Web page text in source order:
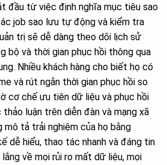
đầu từ việc định nghĩa mục tiêu sao
job sao lưu tự động và kiểm tra
trị sẽ dễ dàng theo dõi lịch sử
bộ và thời gian phục hồi thông qua
Nhiều khách hàng cho biết họ có
và rút ngắn thời gian phục hồi so
cơ chế ưu tiên dữ liệu và phục hồi
luận trên diễn đàn và mạng xã
mô tả trải nghiệm của họ bằng
dễ hiểu, thao tác nhanh và đáng tin
lắng về mọi rủi ro mất dữ liệu, mọi